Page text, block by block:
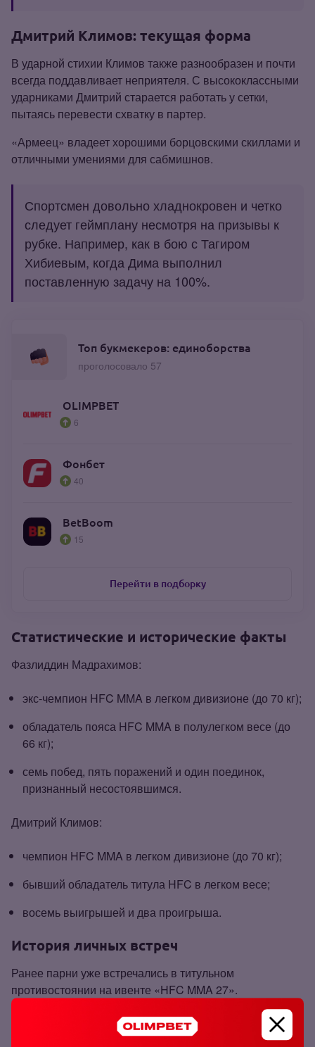
Дмитрий Климов: текущая форма
В ударной стихии Климов также разнообразен и почти
всегда поддавливает неприятеля. С высококлассными
ударниками Дмитрий старается работать у сетки,
пытаясь перевести схватку в партер.
«Армеец» владеет хорошими борцовскими скиллами и
отличными умениями для сабмишнов.
Спортсмен довольно хладнокровен и четко
следует геймплану несмотря на призывы к
рубке. Например, как в бою с Тагиром
Хибиевым, когда Дима выполнил
поставленную задачу на 100%.
Топ букмекеров: единоборства
проголосовало 57
OLIMPBET
6
Фонбет
40
BetBoom
15
Перейти в подборку
Статистические и исторические факты
Фазлиддин Мадрахимов:
экс‑чемпион HFC MMA в легком дивизионе (до 70 кг);
обладатель пояса HFC MMA в полулегком весе (до
66 кг);
семь побед, пять поражений и один поединок,
признанный несостоявшимся.
Дмитрий Климов:
чемпион HFC MMA в легком дивизионе (до 70 кг);
бывший обладатель титула HFC в легком весе;
восемь выигрышей и два проигрыша.
История личных встреч
Ранее парни уже встречались в титульном
противостоянии на ивенте «HFC MMA 27».
Поединок был очень непредсказуемым и равным.
Бойцы продемонстрировали красочный матч, в